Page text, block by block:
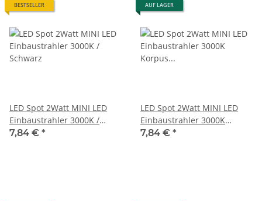
BESTSELLER
LED Spot 2Watt MINI LED
Einbaustrahler 3000K /
Schwarz
7,84 € *
AUF LAGER
LED Spot 2Watt MINI LED
Einbaustrahler 3000K
Korpus Weiß
7,84 € *